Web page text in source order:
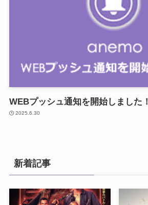
WEBプッシュ通知を開始しました！
2025.6.30
新着記事